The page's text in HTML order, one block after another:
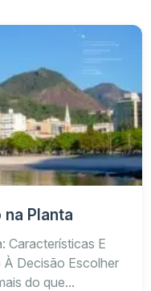
Planta
Características E
Decisão Escolher
do que...